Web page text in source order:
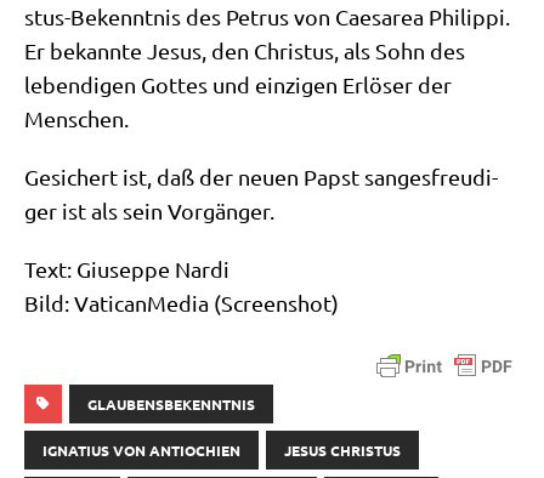
stus-Bekennt­nis des Petrus von Caesarea Phil­ip­pi.
Er bekann­te Jesus, den Chri­stus, als Sohn des
leben­di­gen Got­tes und ein­zi­gen Erlö­ser der
Menschen.
Gesi­chert ist, daß der neu­en Papst san­ges­freu­di­
ger ist als sein Vorgänger.
Text: Giu­sep­pe Nar­di
Bild: Vati­can­Me­dia (Screen­shot)
GLAUBENSBEKENNTNIS
IGNATIUS VON ANTIOCHIEN JESUS CHRISTUS